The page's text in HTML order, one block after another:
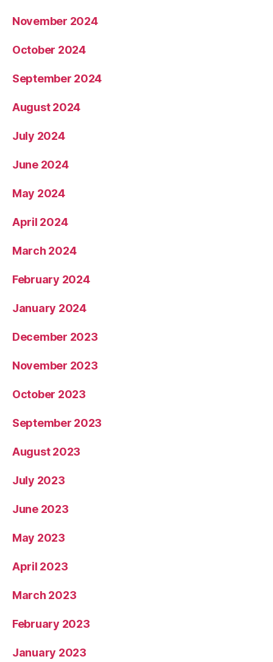
November 2024
October 2024
September 2024
August 2024
July 2024
June 2024
May 2024
April 2024
March 2024
February 2024
January 2024
December 2023
November 2023
October 2023
September 2023
August 2023
July 2023
June 2023
May 2023
April 2023
March 2023
February 2023
January 2023